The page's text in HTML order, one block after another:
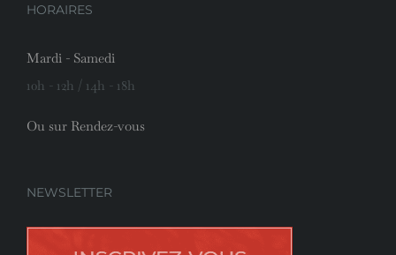
HORAIRES
Mardi - Samedi
10h - 12h / 14h - 18h
Ou sur Rendez-vous
NEWSLETTER